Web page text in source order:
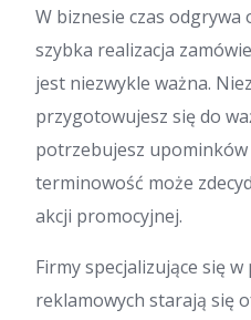
W biznesie czas
szybka realizacja
jest niezwykle ważna.
przygotowujesz się do
potrzebujesz upominków
terminowość może
akcji promocyjnej.
Firmy specjalizujące się
reklamowych starają się